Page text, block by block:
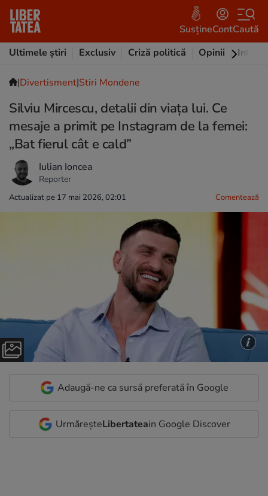
SusțineContCaută
Ultimele știri
Exclusiv Criză politică Opinii
|Divertisment|Stiri Mondene
Silviu Mircescu, detalii din viața lui. Ce
mesaje a primit pe Instagram de la femei:
„Bat fierul cât e cald”
Iulian Ioncea
Reporter
Actualizat pe 17 mai 2026, 02:01 Comentează
Adaugă-ne ca sursă preferată în Google
UrmăreșteLibertateain Google Discover